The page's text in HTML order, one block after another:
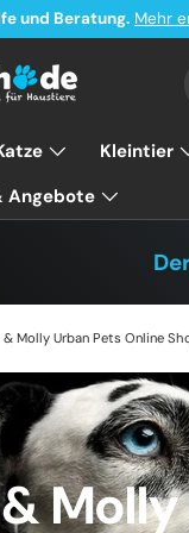
Inhalt
und Beratung. Mehr
Kleintier
Angebote
& Molly Urban Pets Online